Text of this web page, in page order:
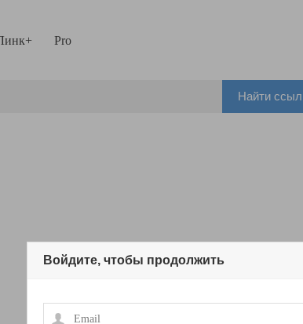
Pro
Найти
Войдите, чтобы продолжить
Email